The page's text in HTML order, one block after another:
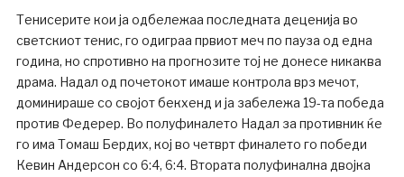
Тенисерите кои ја одбележаа последната деценија во
светскиот тенис, го одиграа првиот меч по пауза од една
година, но спротивно на прогнозите тој не донесе никаква
драма. Надал од почетокот имаше контрола врз мечот,
доминираше со својот бекхенд и ја забележа 19-та победа
против Федерер. Во полуфиналето Надал за противник ќе
го има Томаш Бердих, кој во четврт финалето го победи
Кевин Андерсон со 6:4, 6:4. Втората полуфинална двојка